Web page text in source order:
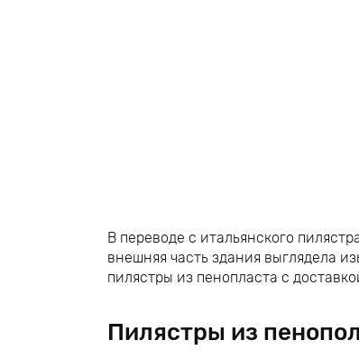
В переводе с итальянского
внешняя часть здания выглядела
пилястры из пенопласта с
Пилястры из